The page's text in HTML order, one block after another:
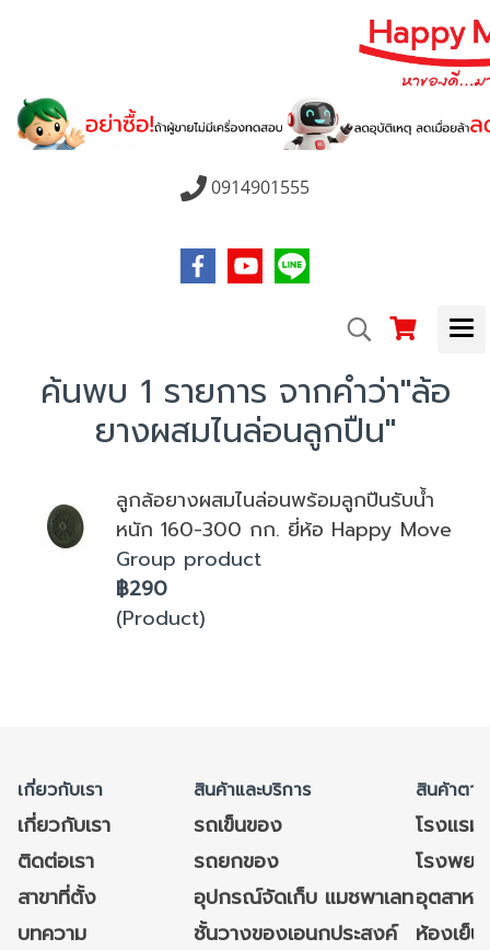
0914901555
ค้นพบ 1 รายการ จากคำว่า"ล้อ
ยางผสมไนล่อนลูกปืน"
ลูกล้อยางผสมไนล่อนพร้อมลูกปืนรับน้ำ
หนัก 160-300 กก. ยี่ห้อ Happy Move
Group product
฿290
(Product)
เกี่ยวกับเรา สินค้าและบริการ สินค้าตา
เกี่ยวกับเรา รถเข็นของ
โรงแร
ติดต่อเรา
รถยกของ
โรงพย
สาขาที่ตั้ง
อุปกรณ์จัดเก็บ แมชพาเลทอุตสาหก
บทความ
ชั้นวางของเอนกประสงค์
ห้องเย็